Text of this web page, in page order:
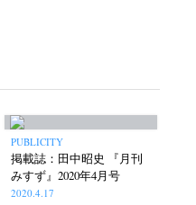
PUBLICITY
掲載誌：田中昭史 『月刊
みすず』2020年4月号
2020.4.17